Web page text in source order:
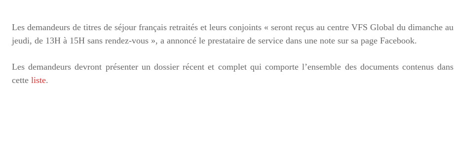
Les demandeurs de titres de séjour français retraités et leurs conjoints « seront reçus au centre VFS Global du dimanche au
jeudi, de 13H à 15H sans rendez-vous », a annoncé le prestataire de service dans une note sur sa page Facebook.
Les demandeurs devront présenter un dossier récent et complet qui comporte l’ensemble des documents contenus dans
cette liste.